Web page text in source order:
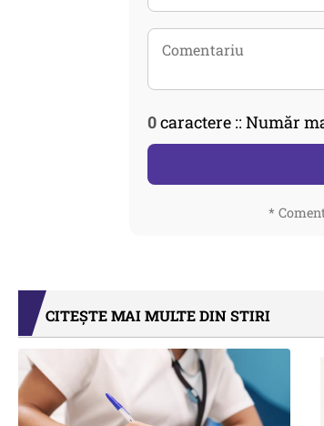
0caractere :: Număr
*
CITEȘTE MAI MULTE DIN STIRI